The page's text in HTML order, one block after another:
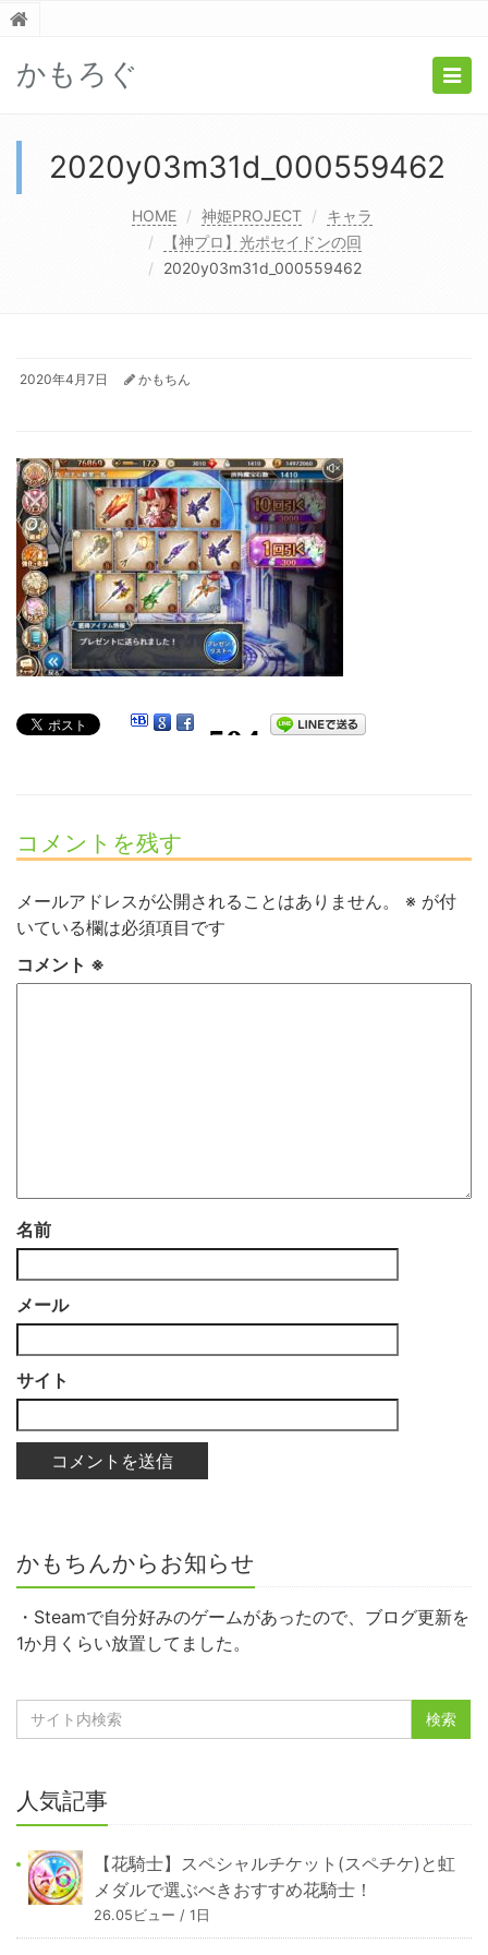
かもろぐ
2020y03m31d_000559462
HOME 神姫PROJECT
キャラ
【神プロ】光ポセイドンの回
2020y03m31d_000559462
2020年4月7日 かもちん
コメントを残す
メールアドレスが公開されることはありません。 ※ が付
いている欄は必須項目です
コメント ※
名前
メール
サイト
かもちんからお知らせ
・Steamで自分好みのゲームがあったので、ブログ更新を
1か月くらい放置してました。
人気記事
【花騎士】スペシャルチケット(スペチケ)と虹
メダルで選ぶべきおすすめ花騎士！
26.05ビュー / 1日